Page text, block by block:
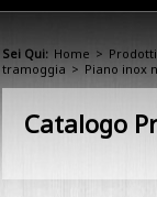
Sei Qui: Home > Prodotti
tramoggia > Piano inox
Catalogo